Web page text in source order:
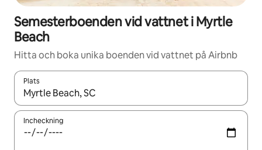
Semesterboenden vid vattnet i Myrtle
Beach
Hitta och boka unika boenden vid vattnet på Airbnb
Plats
När resultaten är tillgängliga kan du navigera med upp- och
Incheckning